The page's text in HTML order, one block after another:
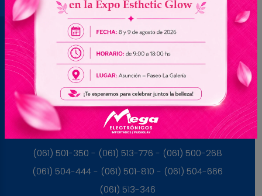
Brasil
(045) 3528-9053 - (045) 3528-8462
(045) 3025-7072 - (045) 3025-7736
(045) 3025-7713
Paraguay
(061) 501-350 - (061) 513-776 - (061) 500-268
(061) 504-444 - (061) 501-810 - (061) 504-666
(061) 513-346